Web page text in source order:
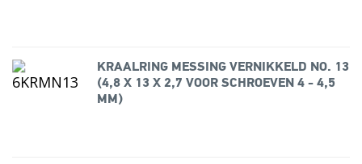
KRAALRING MESSING VERNIKKELD NO. 13
(4,8 X 13 X 2,7 VOOR SCHROEVEN 4 - 4,5
MM)